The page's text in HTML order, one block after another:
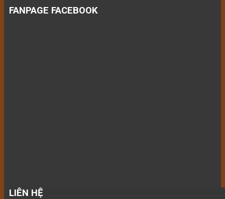
FANPAGE FACEBOOK
LIÊN HỆ